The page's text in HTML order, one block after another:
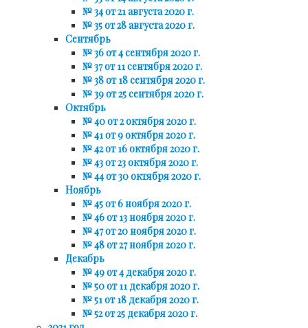
№ 34 от 21 августа 2020 г.
№ 35 от 28 августа 2020 г.
Сентябрь
№ 36 от 4 сентября 2020 г.
№ 37 от 11 сентября 2020 г.
№ 38 от 18 сентября 2020 г.
№ 39 от 25 сентября 2020 г.
Октябрь
№ 40 от 2 октября 2020 г.
№ 41 от 9 октября 2020 г.
№ 42 от 16 октября 2020 г.
№ 43 от 23 октября 2020 г.
№ 44 от 30 октября 2020 г.
Ноябрь
№ 45 от 6 ноября 2020 г.
№ 46 от 13 ноября 2020 г.
№ 47 от 20 ноября 2020 г.
№ 48 от 27 ноября 2020 г.
Декабрь
№ 49 от 4 декабря 2020 г.
№ 50 от 11 декабря 2020 г.
№ 51 от 18 декабря 2020 г.
№ 52 от 25 декабря 2020 г.